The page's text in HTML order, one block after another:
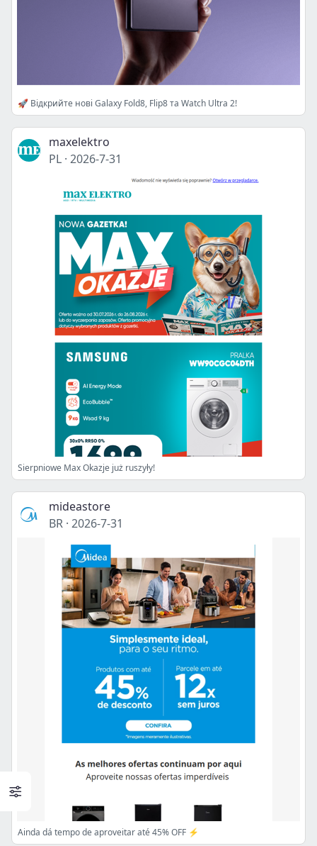
🚀 Відкрийте нові Galaxy Fold8, Flip8 та Watch Ultra 2!
maxelektro
PL · 2026-7-31
Sierpniowe Max Okazje już ruszyły!
mideastore
BR · 2026-7-31
Ainda dá tempo de aproveitar até 45% OFF ⚡